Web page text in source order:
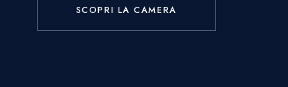
SCOPRI LA CAMERA